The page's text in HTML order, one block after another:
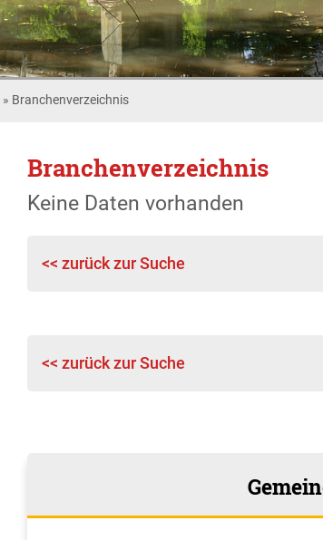
» Branchenverzeichnis
Branchenverzeichnis
Keine Daten vorhanden
<< zurück zur Suche
<< zurück zur Suche